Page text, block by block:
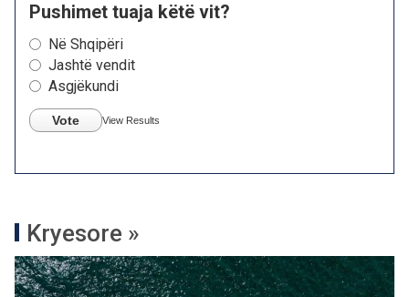
Pushimet tuaja këtë vit?
Në Shqipëri
Jashtë vendit
Asgjëkundi
Vote View Results
Kryesore »